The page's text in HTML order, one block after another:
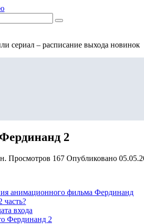
сериал – расписание выхода новинок
2
Просмотров 167 Опубликовано
анимационного фильма Фердинанд
часть?
входа
Фердинанд 2